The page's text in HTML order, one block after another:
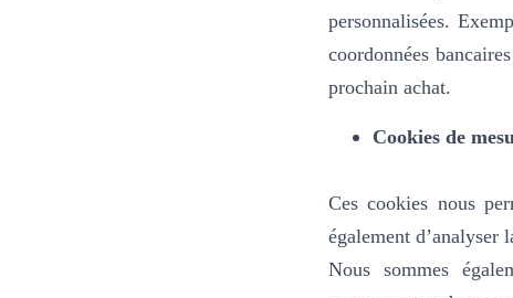
personnalisées.
coordonnées
prochain achat.
Cookies de
Ces cookies nous
également d’analyser
Nous sommes